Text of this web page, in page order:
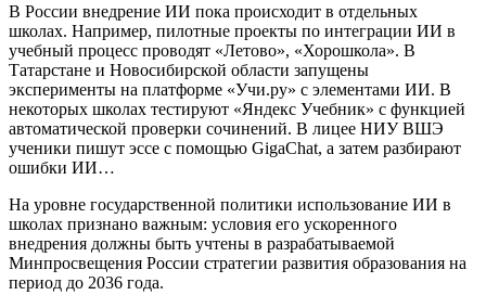
В России внедрение ИИ пока происходит в отдельных
школах. Например, пилотные проекты по интеграции ИИ в
учебный процесс проводят «Летово», «Хорошкола». В
Татарстане и Новосибирской области запущены
эксперименты на платформе «Учи.ру» с элементами ИИ. В
некоторых школах тестируют «Яндекс Учебник» с функцией
автоматической проверки сочинений. В лицее НИУ ВШЭ
ученики пишут эссе с помощью GigaChat, а затем разбирают
ошибки ИИ…
На уровне государственной политики использование ИИ в
школах признано важным: условия его ускоренного
внедрения должны быть учтены в разрабатываемой
Минпросвещения России стратегии развития образования на
период до 2036 года.